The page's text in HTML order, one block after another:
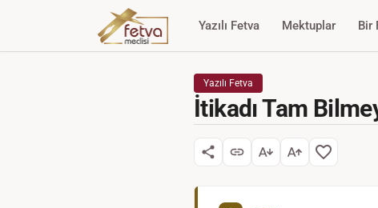
Yazılı Fetva Mektuplar Bir
Yazılı Fetva
İtikadı Tam